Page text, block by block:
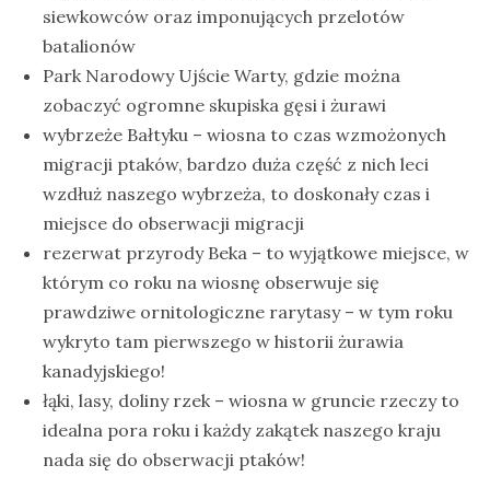
siewkowców oraz imponujących przelotów
batalionów
Park Narodowy Ujście Warty, gdzie można
zobaczyć ogromne skupiska gęsi i żurawi
wybrzeże Bałtyku – wiosna to czas wzmożonych
migracji ptaków, bardzo duża część z nich leci
wzdłuż naszego wybrzeża, to doskonały czas i
miejsce do obserwacji migracji
rezerwat przyrody Beka – to wyjątkowe miejsce, w
którym co roku na wiosnę obserwuje się
prawdziwe ornitologiczne rarytasy – w tym roku
wykryto tam pierwszego w historii żurawia
kanadyjskiego!
łąki, lasy, doliny rzek – wiosna w gruncie rzeczy to
idealna pora roku i każdy zakątek naszego kraju
nada się do obserwacji ptaków!